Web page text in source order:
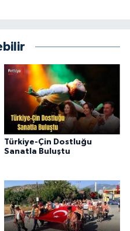
Türkiye-Çin Dostluğu
Sanatla Buluştu